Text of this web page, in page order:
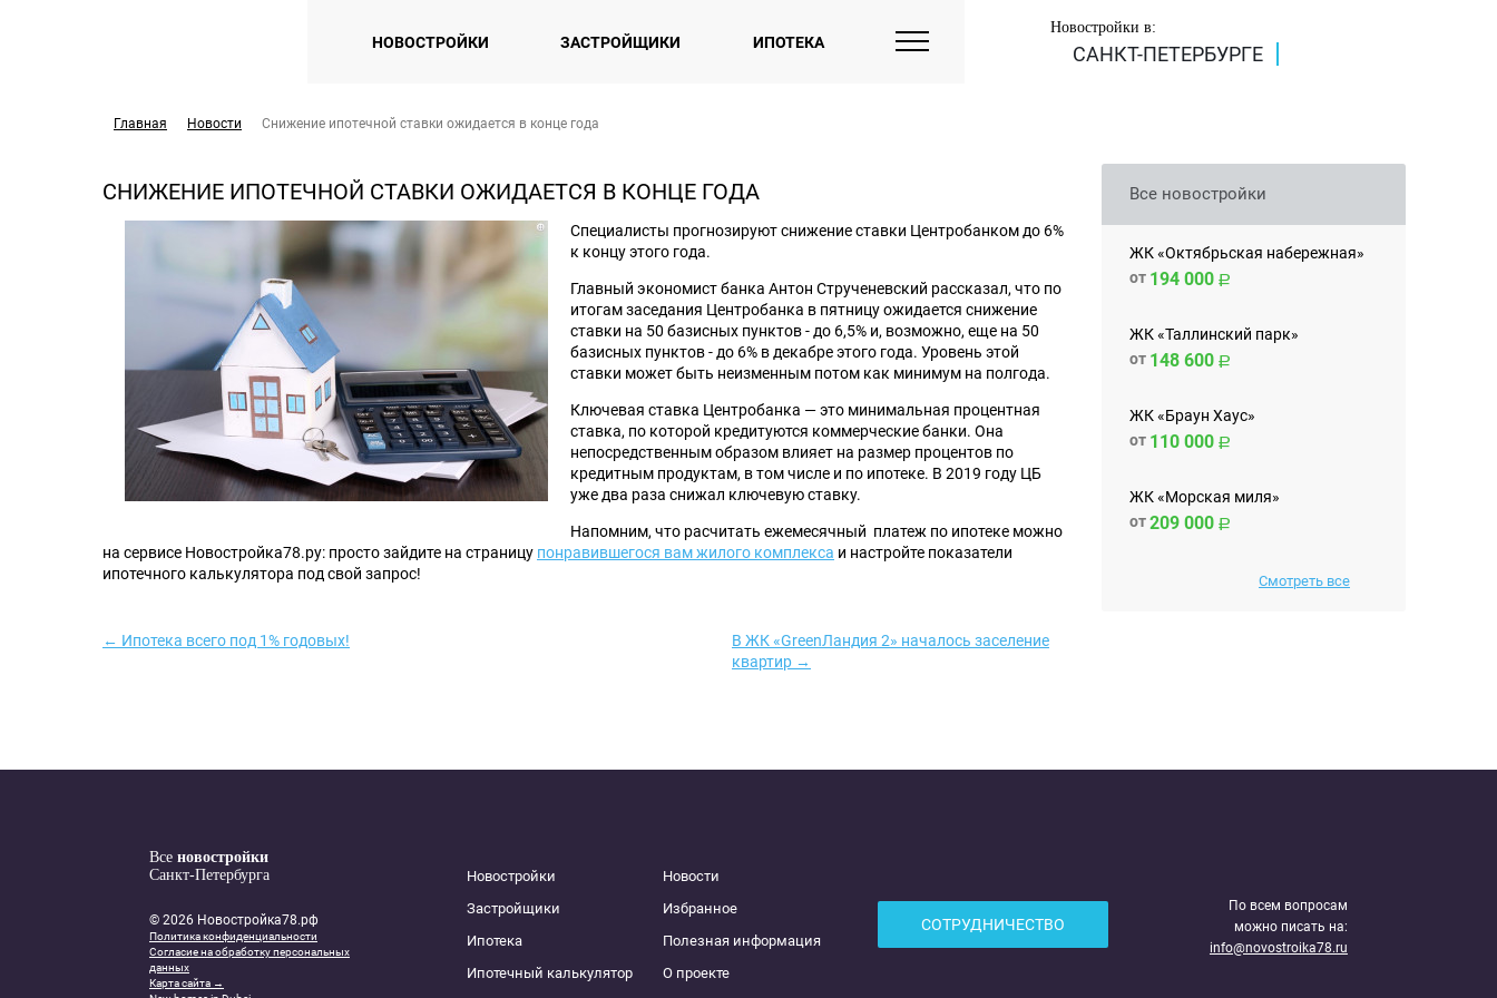
НОВОСТРОЙКИ ЗАСТРОЙЩИКИ ИПОТЕКА
Новостройки в:
САНКТ-ПЕТЕРБУРГЕ
Главная Новости Снижение ипотечной ставки ожидается в конце года
СНИЖЕНИЕ ИПОТЕЧНОЙ СТАВКИ ОЖИДАЕТСЯ В КОНЦЕ ГОДА
Специалисты прогнозируют снижение ставки Центробанком до 6%
к концу этого года.
Главный экономист банка Антон Струченевский рассказал, что по
итогам заседания Центробанка в пятницу ожидается снижение
ставки на 50 базисных пунктов - до 6,5% и, возможно, еще на 50
базисных пунктов - до 6% в декабре этого года. Уровень этой
ставки может быть неизменным потом как минимум на полгода.
Ключевая ставка Центробанка — это минимальная процентная
ставка, по которой кредитуются коммерческие банки. Она
непосредственным образом влияет на размер процентов по
кредитным продуктам, в том числе и по ипотеке. В 2019 году ЦБ
уже два раза снижал ключевую ставку.
Напомним, что расчитать ежемесячный платеж по ипотеке можно
на сервисе Новостройка78.ру: просто зайдите на страницу понравившегося вам жилого комплекса и настройте показатели
ипотечного калькулятора под свой запрос!
← Ипотека всего под 1% годовых!
В ЖК «GreenЛандия 2» началось заселение
квартир →
Все новостройки
ЖК «Октябрьская набережная»
от 194 000
ЖК «Таллинский парк»
от 148 600
ЖК «Браун Хаус»
от 110 000
ЖК «Морская миля»
от209 000
Смотреть все
Все новостройки
Санкт-Петербурга
© 2026 Новостройка78.рф
Политика конфиденциальности
Согласие на обработку персональных
данных
Карта сайта →
Новостройки
Застройщики
Ипотека
Ипотечный калькулятор
Новости
Избранное
Полезная информация
О проекте
СОТРУДНИЧЕСТВО
По всем вопросам
можно писать на:
info@novostroika78.ru